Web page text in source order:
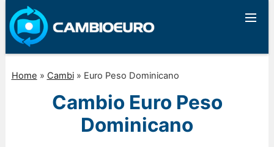
Home » Cambi» Euro Peso Dominicano
Cambio Euro Peso
Dominicano